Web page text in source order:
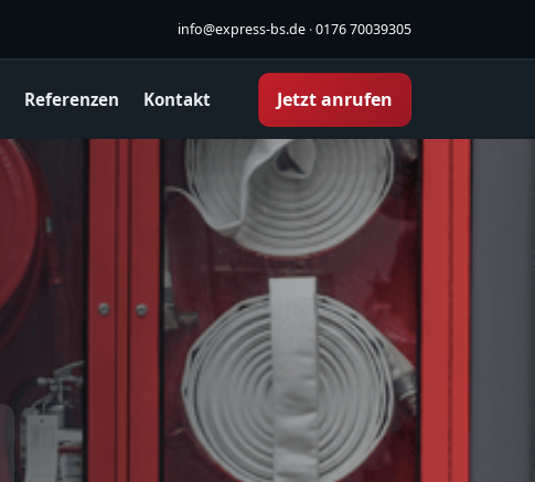
info@express-bs.de ·0176 70039305
Referenzen Kontakt Jetzt anrufen